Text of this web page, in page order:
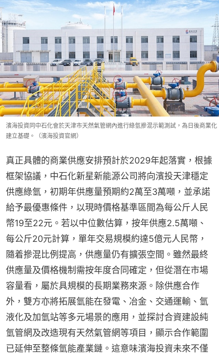
濱海投資同中石化會於天津市天然氣管網內進行綠氫摻混示範測試，為日後商業化
建立基礎。（濱海投資官網）
真正具體的商業供應安排預計於2029年起落實，根據
框架協議，中石化新星新能源公司將向濱投天津穩定
供應綠氫，初期年供應量預期約2萬至3萬噸，並承諾
給予最優惠條件，以現時價格基準區間為每公斤人民
幣19至22元。若以中位數估算，按年供應2.5萬噸、
每公斤20元計算，單年交易規模約達5億元人民幣，
隨着摻混比例提高，供應量仍有擴張空間。雖然最終
供應量及價格機制需按年度合同確定，但從潛在市場
容量看，屬於具規模的長期業務來源。除供應合作
外，雙方亦將拓展氫能在發電、冶金、交通運輸、氫
液化及加氫站等多元場景的應用，並探討合資建設純
氫管網及改造現有天然氣管網等項目，顯示合作範圍
已延伸至整條氫能產業鏈。這意味濱海投資未來不僅